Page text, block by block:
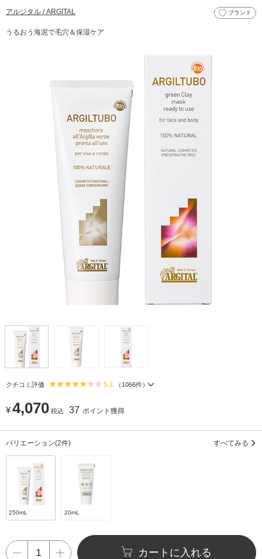
アルジタル / ARGITAL ブランド
うるおう海泥で毛穴＆保湿ケア
クチコミ評価 5.1 （ 1066件）
¥4,070 税込 37 ポイント獲得
バリエーション(2件) すべてみる
250mL 20mL
カートに入れる